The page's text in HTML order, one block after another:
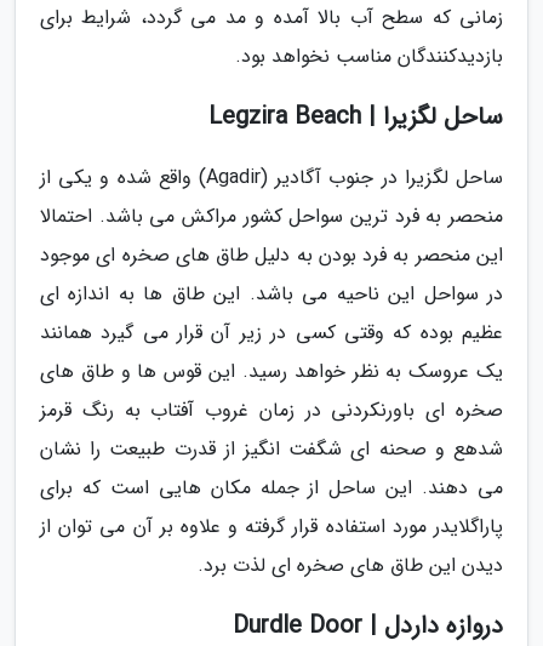
زمانی که سطح آب بالا آمده و مد می گردد، شرایط برای
بازدیدکنندگان مناسب نخواهد بود.
ساحل لگزیرا | Legzira Beach
ساحل لگزیرا در جنوب آگادیر (Agadir) واقع شده و یکی از
منحصر به فرد ترین سواحل کشور مراکش می باشد. احتمالا
این منحصر به فرد بودن به دلیل طاق های صخره ای موجود
در سواحل این ناحیه می باشد. این طاق ها به اندازه ای
عظیم بوده که وقتی کسی در زیر آن قرار می گیرد همانند
یک عروسک به نظر خواهد رسید. این قوس ها و طاق های
صخره ای باورنکردنی در زمان غروب آفتاب به رنگ قرمز
شدهع و صحنه ای شگفت انگیز از قدرت طبیعت را نشان
می دهند. این ساحل از جمله مکان هایی است که برای
پاراگلایدر مورد استفاده قرار گرفته و علاوه بر آن می توان از
دیدن این طاق های صخره ای لذت برد.
دروازه داردل | Durdle Door